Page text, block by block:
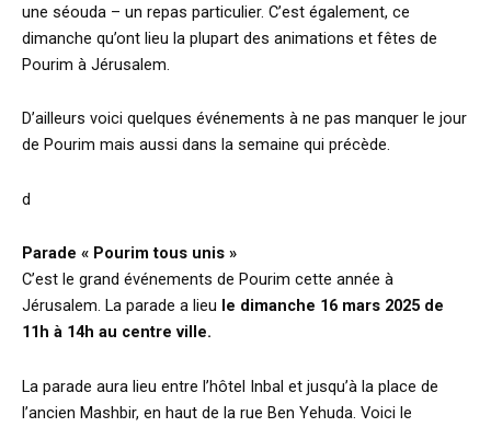
une séouda – un repas particulier. C’est également, ce
dimanche qu’ont lieu la plupart des animations et fêtes de
Pourim à Jérusalem.
D’ailleurs voici quelques événements à ne pas manquer le jour
de Pourim mais aussi dans la semaine qui précède.
d
Parade « Pourim tous unis »
C’est le grand événements de Pourim cette année à
Jérusalem. La parade a lieu le dimanche 16 mars 2025 de
11h à 14h au centre ville.
La parade aura lieu entre l’hôtel Inbal et jusqu’à la place de
l’ancien Mashbir, en haut de la rue Ben Yehuda. Voici le